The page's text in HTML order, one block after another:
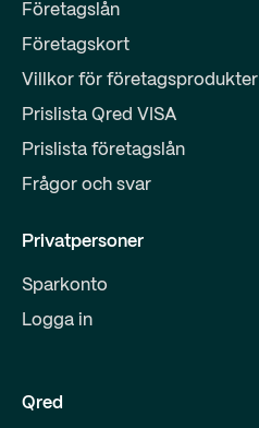
Företagslån
Företagskort
Villkor för företagsprodukter
Prislista Qred VISA
Prislista företagslån
Frågor och svar
Privatpersoner
Sparkonto
Logga in
Qred